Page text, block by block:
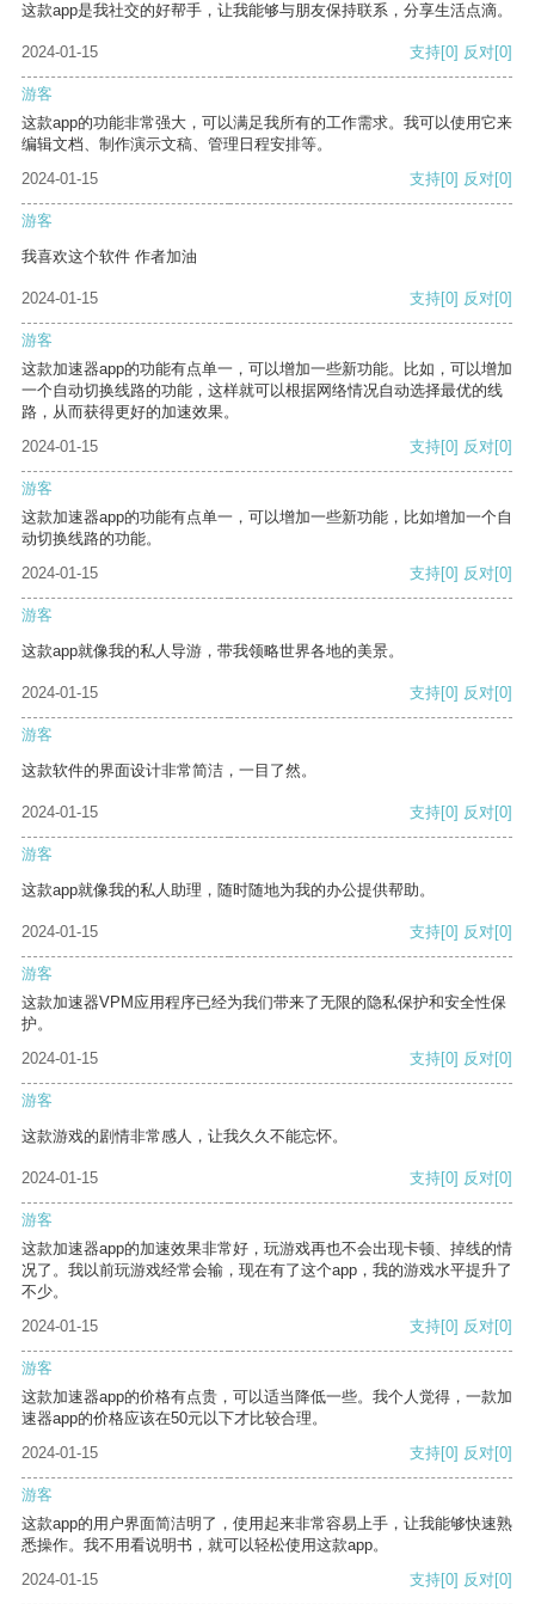
这款app是我社交的好帮手，让我能够与朋友保持联系，分享生活点滴。
2024-01-15 支持[0] 反对[0]
游客
这款app的功能非常强大，可以满足我所有的工作需求。我可以使用它来
编辑文档、制作演示文稿、管理日程安排等。
2024-01-15
支持[0] 反对[0]
游客
我喜欢这个软件 作者加油
2024-01-15 支持[0] 反对[0]
游客
这款加速器app的功能有点单一，可以增加一些新功能。比如，可以增加
一个自动切换线路的功能，这样就可以根据网络情况自动选择最优的线
路，从而获得更好的加速效果。
2024-01-15
支持[0] 反对[0]
游客
这款加速器app的功能有点单一，可以增加一些新功能，比如增加一个自
动切换线路的功能。
2024-01-15
支持[0] 反对[0]
游客
这款app就像我的私人导游，带我领略世界各地的美景。
2024-01-15 支持[0] 反对[0]
游客
这款软件的界面设计非常简洁，一目了然。
2024-01-15 支持[0] 反对[0]
游客
这款app就像我的私人助理，随时随地为我的办公提供帮助。
2024-01-15 支持[0] 反对[0]
游客
这款加速器VPM应用程序已经为我们带来了无限的隐私保护和安全性保
护。
2024-01-15
支持[0] 反对[0]
游客
这款游戏的剧情非常感人，让我久久不能忘怀。
2024-01-15 支持[0] 反对[0]
游客
这款加速器app的加速效果非常好，玩游戏再也不会出现卡顿、掉线的情
况了。我以前玩游戏经常会输，现在有了这个app，我的游戏水平提升了
不少。
2024-01-15
支持[0] 反对[0]
游客
这款加速器app的价格有点贵，可以适当降低一些。我个人觉得，一款加
速器app的价格应该在50元以下才比较合理。
2024-01-15
支持[0] 反对[0]
游客
这款app的用户界面简洁明了，使用起来非常容易上手，让我能够快速熟
悉操作。我不用看说明书，就可以轻松使用这款app。
2024-01-15
支持[0] 反对[0]